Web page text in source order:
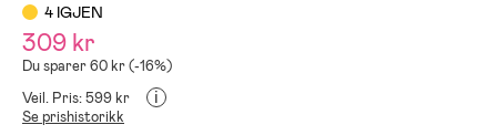
4 IGJEN
309 kr
Du sparer 60 kr (-16%)
Veil. Pris: 599 kr
i
Se prishistorikk